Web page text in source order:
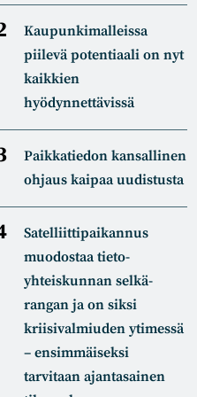
Kaupunkimalleissa
piilevä potentiaali on nyt
kaikkien
hyödynnettävissä
Paikkatiedon kansallinen
ohjaus kaipaa uudistusta
Satelliitti­paikannus
muodostaa tieto­
yhteiskunnan selkä­
rangan ja on siksi
kriisivalmiuden ytimessä
– ensimmäiseksi
tarvitaan ajantasainen